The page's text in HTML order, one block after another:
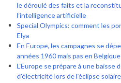
le déroulé des faits et la
l’intelligence artificielle
Special Olympics: comment les
Elya
En Europe, les campagnes se
années 1960 mais pas en
L'Europe se prépare à une baisse
d'électricité lors de l'éclipse solaire